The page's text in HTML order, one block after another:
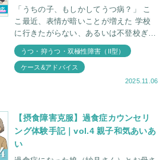
「うちの子、もしかしてうつ病？」 こ
こ最近、表情が暗いことが増えた 学校
に行きたがらない、あるいは不登校ぎみ
ちょっとしたことでも怒りっぽくなった
...こういった様子がお子さ
うつ・抑うつ・双極性障害（II型）
ケース&アドバイス
2025.11.06
【摂食障害克服】過食症カウンセリ
ング体験手記｜vol.4 親子和気あいあ
い